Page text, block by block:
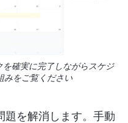
確実に完了しながらスケジ
みをご覧ください
題を解消します。手動